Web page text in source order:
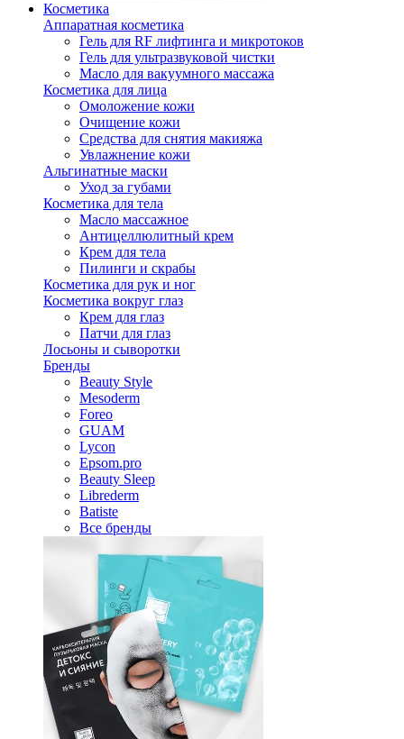
Косметика
Аппаратная косметика
Гель для RF лифтинга и микротоков
Гель для ультразвуковой чистки
Масло для вакуумного массажа
Косметика для лица
Омоложение кожи
Очищение кожи
Средства для снятия макияжа
Увлажнение кожи
Альгинатные маски
Уход за губами
Косметика для тела
Масло массажное
Антицеллюлитный крем
Крем для тела
Пилинги и скрабы
Косметика для рук и ног
Косметика вокруг глаз
Крем для глаз
Патчи для глаз
Лосьоны и сыворотки
Бренды
Beauty Style
Mesoderm
Foreo
GUAM
Lycon
Epsom.pro
Beauty Sleep
Librederm
Batiste
Все бренды